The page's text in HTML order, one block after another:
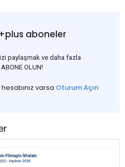
aboneler
paylaşmak ve daha fazla
OLUN!
varsa Oturum Açın